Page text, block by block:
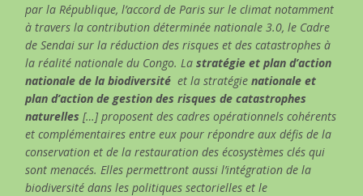
par la République, l’accord de Paris sur le climat notamment
à travers la contribution déterminée nationale 3.0, le Cadre
de Sendai sur la réduction des risques et des catastrophes à
la réalité nationale du Congo. Lastratégie et plan d’action
nationale de la biodiversité et la stratégienationale et
plan d’action de gestion des risques de catastrophes
naturelles […] proposent des cadres opérationnels cohérents
et complémentaires entre eux pour répondre aux défis de la
conservation et de la restauration des écosystèmes clés qui
sont menacés. Elles permettront aussi l’intégration de la
biodiversité dans les politiques sectorielles et le